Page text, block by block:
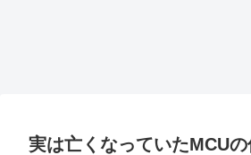
実は亡くなっていたMCU